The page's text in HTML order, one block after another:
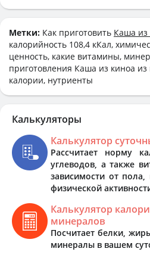
Метки: Как приготовить Каша из
калорийность 108,4 кКал,
ценность, какие витамины,
приготовления Каша из киноа
калории, нутриенты
Калькуляторы
Калькулятор
Рассчитает норму
углеводов, а также
зависимости от пола,
физической
Калькулятор
минералов
Посчитает белки,
минералы в вашем